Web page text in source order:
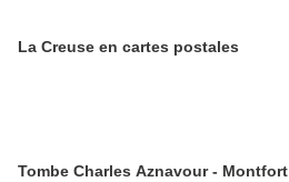
La Creuse en cartes postales
Tombe Charles Aznavour - Montfort